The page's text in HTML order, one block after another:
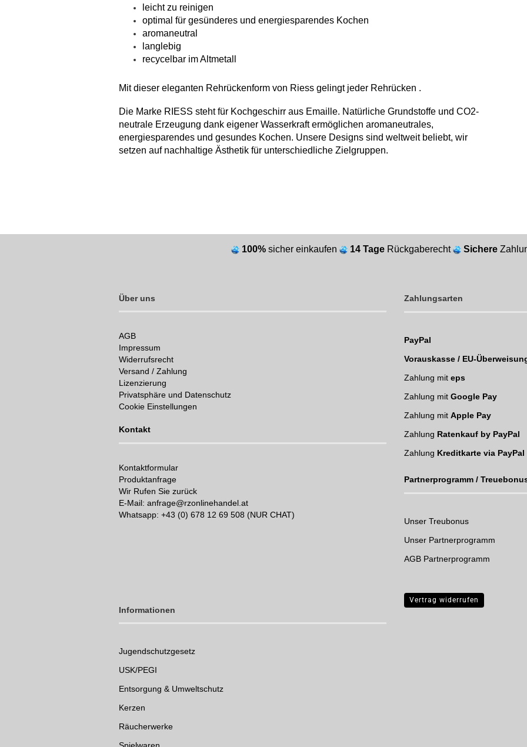
leicht zu reinigen
optimal für gesünderes und energiesparendes Kochen
aromaneutral
langlebig
recycelbar im Altmetall
Mit dieser eleganten Rehrückenform von Riess gelingt jeder Rehrücken .
Die Marke RIESS steht für Kochgeschirr aus Emaille. Natürliche Grundstoffe und CO2-
neutrale Erzeugung dank eigener Wasserkraft ermöglichen aromaneutrales,
energiesparendes und gesundes Kochen. Unsere Designs sind weltweit beliebt, wir
setzen auf nachhaltige Ästhetik für unterschiedliche Zielgruppen.
100% sicher einkaufen 14 Tage Rückgaberecht Sichere
Über uns
AGB
Impressum
Widerrufsrecht
Versand / Zahlung
Lizenzierung
Privatsphäre und Datenschutz
Cookie Einstellungen
Kontakt
Kontaktformular
Produktanfrage
Wir Rufen Sie zurück
E-Mail: anfrage@rzonlinehandel.at
Whatsapp: +43 (0) 678 12 69 508 (NUR CHAT)
Zahlungsarten
PayPal
Vorauskasse / EU-
Zahlung mit eps
Zahlung mit Google Pay
Zahlung mit Apple Pay
Zahlung Ratenkauf by PayPal
Zahlung Kreditkarte via PayPal
Partnerprogramm /
Unser Treubonus
Unser Partnerprogramm
AGB Partnerprogramm
Informationen
Jugendschutzgesetz
USK/PEGI
Entsorgung & Umweltschutz
Kerzen
Räucherwerke
Vertrag widerrufen